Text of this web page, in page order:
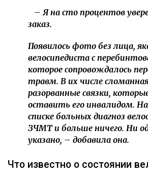
– Я на сто процентов
заказ.
Появилось фото без лица,
велосипедиста с
которое сопровождалось
травм. В их числе
разорванные связки,
оставить его инвалидом.
списке больных диагноз
ЗЧМТ и больше ничего. Ни
указано, – добавила она.
Что известно о состоянии